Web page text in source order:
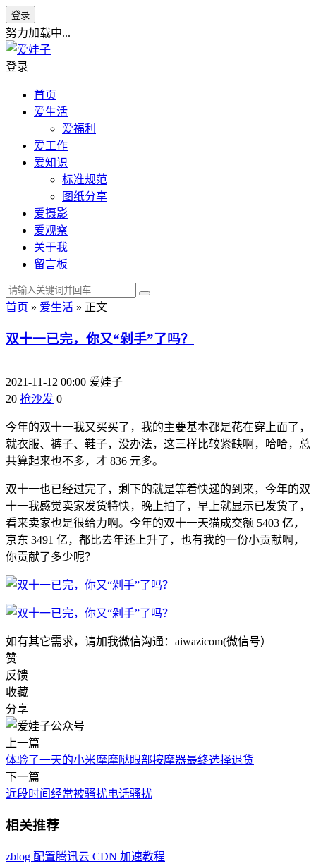
登录
努力加载中...
登录
首页
爱生活
爱福利
爱工作
爱知识
标准规范
图纸分享
爱摄影
爱观察
关于我
留言板
首页 » 爱生活 » 正文
双十一已完，你又“剁手”了吗？
2021-11-12 00:00 爱娃子
20 抢沙发 0
今年的双十一我又买买了，我的主要基本都是花在穿上面了，
就衣服、裤子、鞋子，没办法，这三样比较紧缺啊，哈哈，总
共算起来也不多，才 836 元多。
双十一也已经过完了，剩下的就是等着快递的到来，今年的双
十一我感觉卖家发货特快，晚上拍了，早上就显示已发货了，
看来卖家也是很给力啊。今年的双十一天猫成交额 5403 亿，
京东 3491 亿，都比去年还上升了，也有我的一份小贡献啊，
你贡献了多少呢？
如有其它需求，请加我微信沟通：aiwazicom(微信号）
赞
反馈
收藏
分享
上一篇
体验了一天的小米摩摩哒眼部按摩器最终选择退货
下一篇
近段时间经常被骚扰电话骚扰
相关推荐
zblog 配置腾讯云 CDN 加速教程